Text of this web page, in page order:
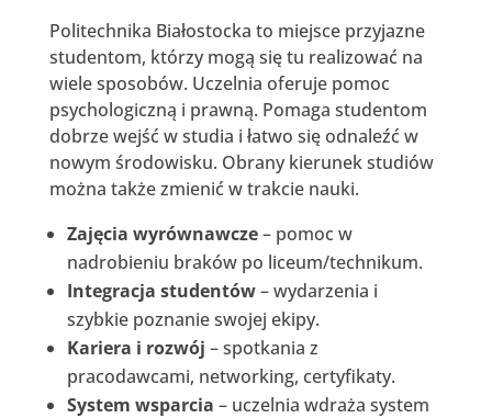
Politechnika Białostocka to miejsce przyjazne
studentom, którzy mogą się tu realizować na
wiele sposobów. Uczelnia oferuje pomoc
psychologiczną i prawną. Pomaga studentom
dobrze wejść w studia i łatwo się odnaleźć w
nowym środowisku. Obrany kierunek studiów
można także zmienić w trakcie nauki.
Zajęcia wyrównawcze– pomoc w
nadrobieniu braków po liceum/technikum.
Integracja studentów– wydarzenia i
szybkie poznanie swojej ekipy.
Kariera i rozwój – spotkania z
pracodawcami, networking, certyfikaty.
System wsparcia – uczelnia wdraża system